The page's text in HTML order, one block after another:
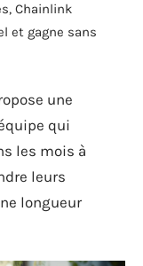
Chainlink
et gagne sans
une
qui
les mois à
leurs
longueur